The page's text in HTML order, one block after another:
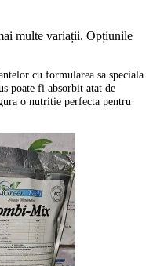
multe variații. Opțiunile
cu formularea sa speciala.
poate fi absorbit atat de
o nutritie perfecta pentru